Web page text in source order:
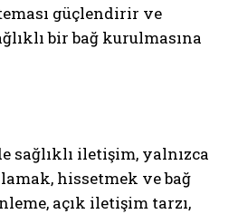
güçlendirir ve
bir bağ kurulmasına
iletişim, yalnızca
hissetmek ve bağ
açık iletişim tarzı,